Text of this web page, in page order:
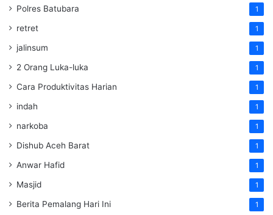
Polres Batubara 1
retret 1
jalinsum 1
2 Orang Luka-luka 1
Cara Produktivitas Harian 1
indah 1
narkoba 1
Dishub Aceh Barat 1
Anwar Hafid 1
Masjid 1
Berita Pemalang Hari Ini 1